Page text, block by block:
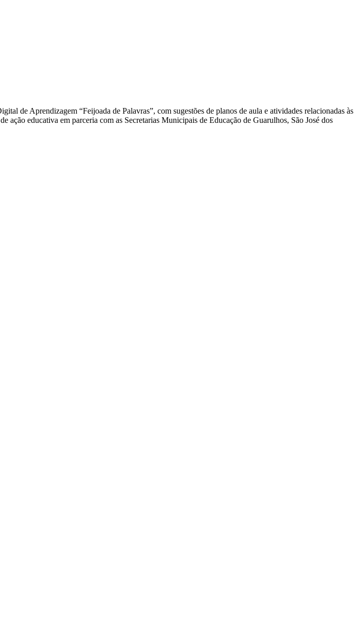
de Aprendizagem “Feijoada de Palavras”, com sugestões de planos de aula e atividades relacionadas às
educativa em parceria com as Secretarias Municipais de Educação de Guarulhos, São José dos